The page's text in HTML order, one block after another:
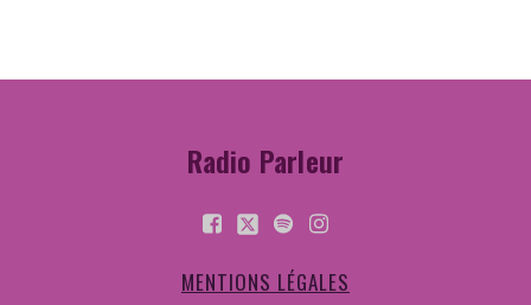
Radio Parleur
MENTIONS LÉGALES